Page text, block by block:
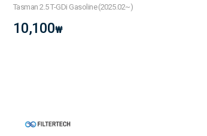
Tasman 2.5 T-GDi Gasoline (2025.02~)
10,100₩